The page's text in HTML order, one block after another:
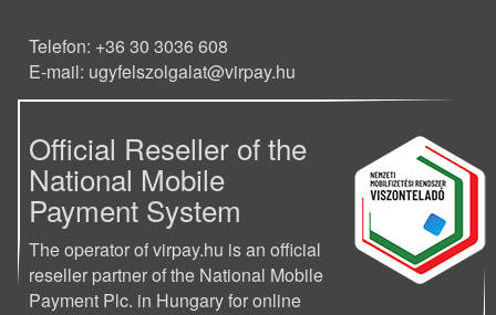
Telefon: +36 30 3036 608
E-mail: ugyfelszolgalat@virpay.hu
Official Reseller of the
National Mobile
Payment System
The operator of virpay.hu is an official
reseller partner of the National Mobile
Payment Plc. in Hungary for online